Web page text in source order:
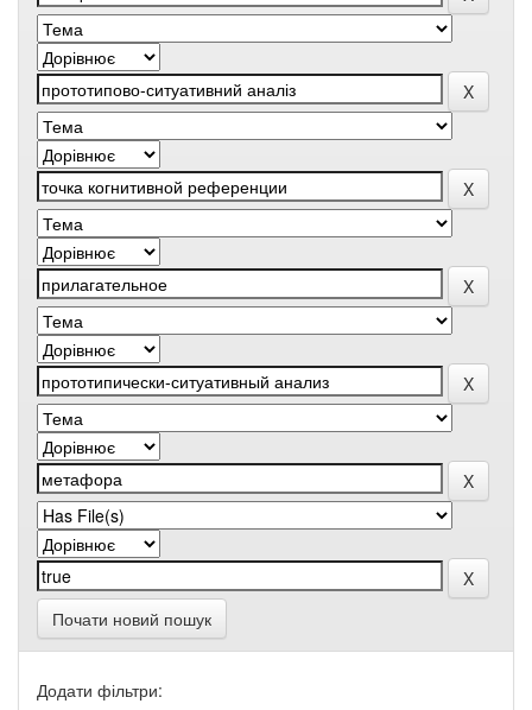
Почати новий пошук
Додати фільтри: